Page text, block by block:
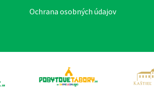
Ochrana osobných údajov